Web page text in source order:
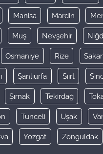
Manisa Mardin
Muş Nevşehir
Osmaniye Rize
Şanlıurfa Siirt
Şırnak Tekirdağ
Tunceli Uşak
Yozgat Zonguldak